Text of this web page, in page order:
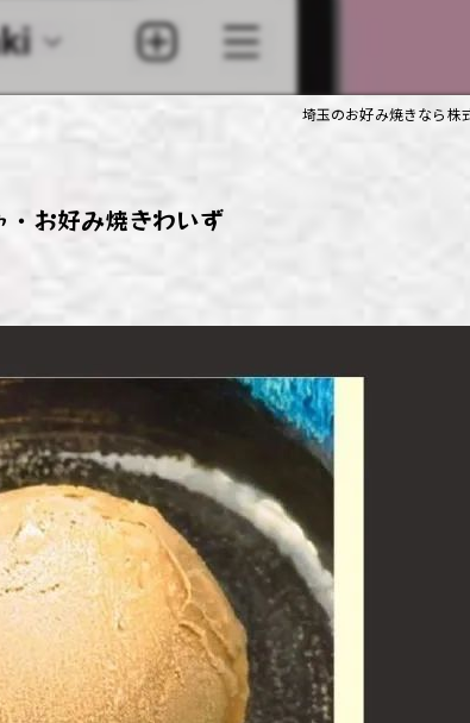
わいず三芳店
わいず東川口店
わいず桶川店
わいず松戸店
埼玉のお好み焼きなら株
お好み焼きわいず